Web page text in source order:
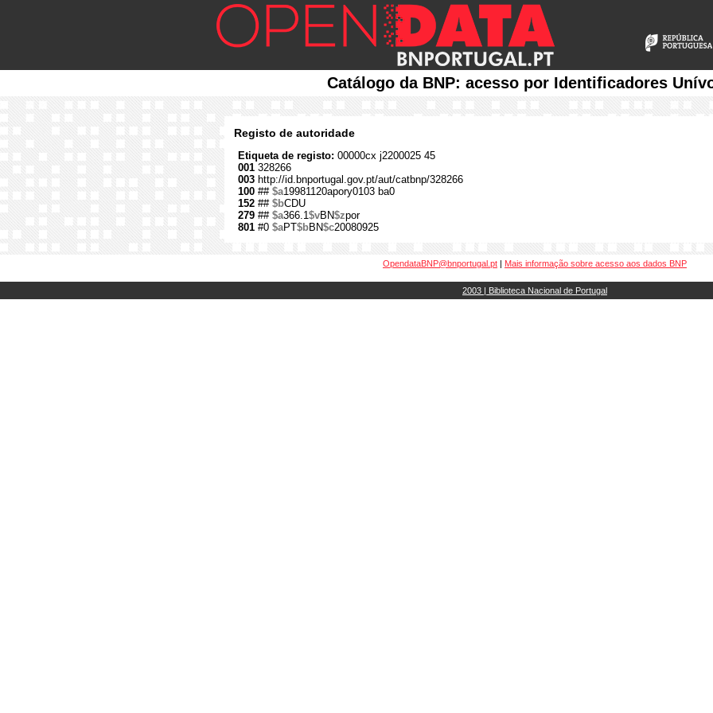
Catálogo da BNP: acesso por Identificadores
Registo de autoridade
Etiqueta de registo: 00000cx j2200025 45
001 328266
003 http://id.bnportugal.gov.pt/aut/catbnp/328266
100 ## $a19981120apory0103 ba0
152 ## $bCDU
279 ## $a366.1$vBN$zpor
801 #0 $aPT$bBN$c20080925
OpendataBNP@bnportugal.pt | Mais informação sobre acesso aos dados BNP
2003 | Biblioteca Nacional de Portugal